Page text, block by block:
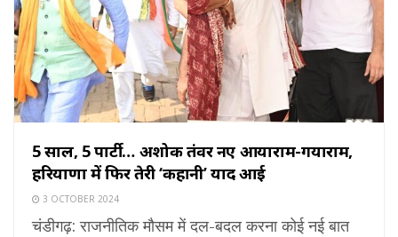
5 साल, 5 पार्टी… अशोक तंवर नए आयाराम-गयाराम,
हरियाणा में फिर तेरी ‘कहानी’ याद आई
3 OCTOBER 2024
चंडीगढ़: राजनीतिक मौसम में दल-बदल करना कोई नई बात